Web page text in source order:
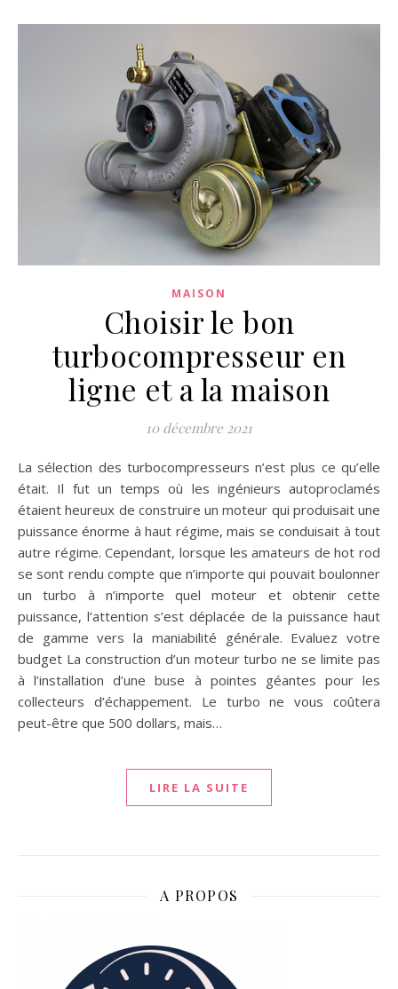
MAISON
Choisir le bon
turbocompresseur en
ligne et a la maison
10 décembre 2021
La sélection des turbocompresseurs n’est plus ce qu’elle
était. Il fut un temps où les ingénieurs autoproclamés
étaient heureux de construire un moteur qui produisait une
puissance énorme à haut régime, mais se conduisait à tout
autre régime. Cependant, lorsque les amateurs de hot rod
se sont rendu compte que n’importe qui pouvait boulonner
un turbo à n’importe quel moteur et obtenir cette
puissance, l’attention s’est déplacée de la puissance haut
de gamme vers la maniabilité générale. Evaluez votre
budget La construction d’un moteur turbo ne se limite pas
à l’installation d’une buse à pointes géantes pour les
collecteurs d’échappement. Le turbo ne vous coûtera
peut-être que 500 dollars, mais…
LIRE LA SUITE
A PROPOS